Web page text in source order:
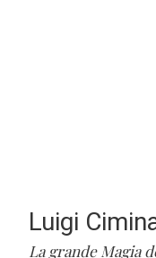
Luigi
La grande Magia